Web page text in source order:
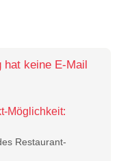
hat keine E-Mail
Möglichkeit:
Restaurant-